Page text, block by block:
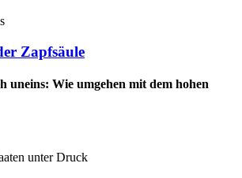
Zapfsäule
uneins: Wie umgehen mit dem hohen
unter Druck